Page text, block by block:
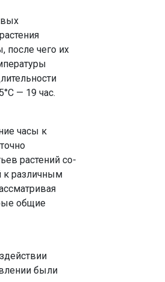
после чего их
— 19 час.
часы к
растений со­
к различным
об­щие
были